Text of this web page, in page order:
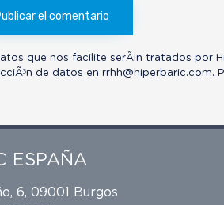
que nos facilite serÃ¡n tratados por
de datos en rrhh@hiperbaric.com.
ESPAÑA
6, 09001 Burgos